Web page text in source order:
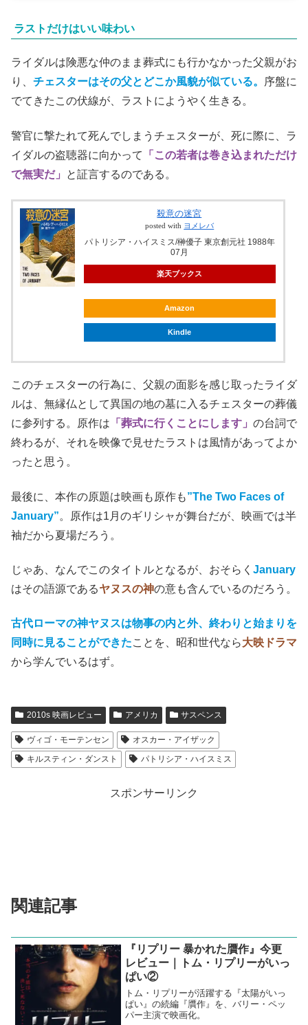
ラストだけはいい味わい
ライダルは険悪な仲のまま葬式にも行かなかった父親がお
り、 チェスターはその父とどこか風貌が似ている。
序盤に
でてきたこの伏線が、ラストにようやく生きる。
警官に撃たれて死んでしまうチェスターが、死に際に、ラ
イダルの盗聴器に向かって
「この若者は巻き込まれただけ
で無実だ」
と証言するのである。
殺意の迷宮
posted with ヨメレバ
パトリシア・ハイスミス/榊優子 東京創元社 1988年
07月
楽天ブックス
Amazon
Kindle
このチェスターの行為に、父親の面影を感じ取ったライダ
ルは、無縁仏として異国の地の墓に入るチェスターの葬儀
に参列する。原作は 「葬式に行くことにします」 の台詞で
終わるが、それを映像で見せたラストは風情があってよか
ったと思う。
最後に、本作の原題は映画も原作も”The Two Faces of
January”。原作は1月のギリシャが舞台だが、映画では半
袖だから夏場だろう。
じゃあ、なんでこのタイトルとなるが、おそらく January
はその語源であるヤヌスの神の意も含んでいるのだろう。
古代ローマの神ヤヌスは物事の内と外、終わりと始まりを
同時に見ることができたことを、昭和世代なら大映ドラマ
から学んでいるはず。
2010s 映画レビュー アメリカ サスペンス
ヴィゴ・モーテンセン
オスカー・アイザック
キルスティン・ダンスト
パトリシア・ハイスミス
スポンサーリンク
関連記事
『リプリー 暴かれた贋作』今更
レビュー｜トム・リプリーがいっ
ぱい②
トム・リプリーが活躍する『太陽がいっ
ぱい』の続編『贋作』を、バリー・ペッ
パー主演で映画化。